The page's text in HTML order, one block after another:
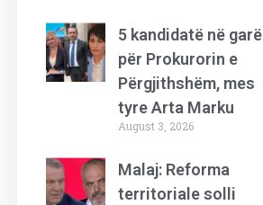
5 kandidatë në garë
për Prokurorin e
Përgjithshëm, mes
tyre Arta Marku
August 3, 2026
Malaj: Reforma
territoriale solli